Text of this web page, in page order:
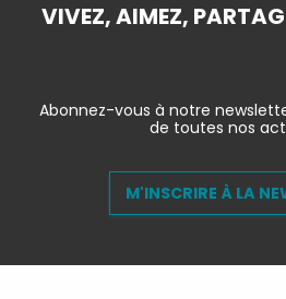
VIVEZ, AIMEZ,
Abonnez-vous à notre
de toutes nos
M'INSCRIRE À LA